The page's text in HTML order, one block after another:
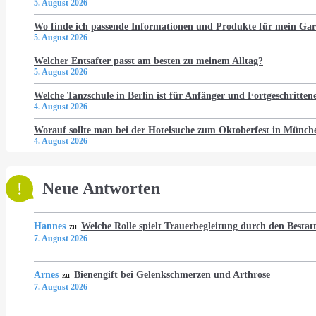
5. August 2026
Wo finde ich passende Informationen und Produkte für mein
5. August 2026
Welcher Entsafter passt am besten zu meinem Alltag?
5. August 2026
Welche Tanzschule in Berlin ist für Anfänger und
4. August 2026
Worauf sollte man bei der Hotelsuche zum Oktoberfest in
4. August 2026
Neue Antworten
Hannes zu Welche Rolle spielt Trauerbegleitung durch den
7. August 2026
Arnes zu Bienengift bei Gelenkschmerzen und Arthrose
7. August 2026